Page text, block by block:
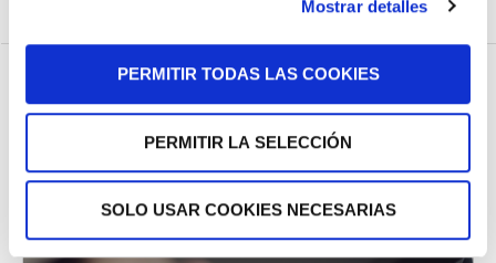
Mostrar detalles
PERMITIR TODAS LAS COOKIES
PERMITIR LA SELECCIÓN
SOLO USAR COOKIES NECESARIAS